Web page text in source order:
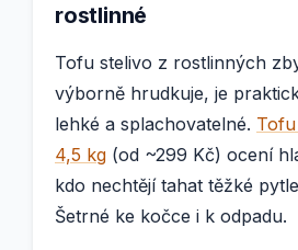
rostlinné
Tofu stelivo z rostlinných
výborně hrudkuje, je
lehké a splachovatelné.
4,5 kg (od ~299 Kč) ocení
kdo nechtějí tahat těžké
Šetrné ke kočce i k odpadu.